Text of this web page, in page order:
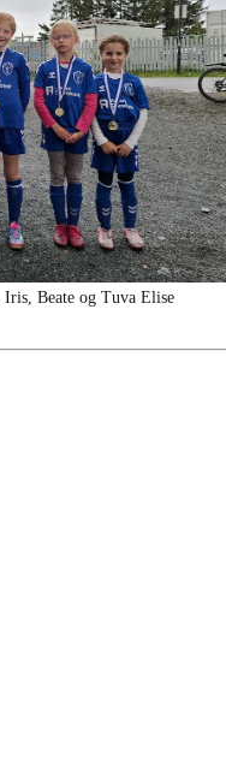
Beate og Tuva Elise